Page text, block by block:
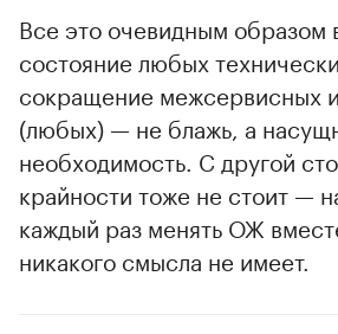
Все это очевидным образом
состояние любых
сокращение межсервисных
(любых) — не блажь, а
необходимость. С другой
крайности тоже не стоит —
каждый раз менять ОЖ
никакого смысла не имеет.